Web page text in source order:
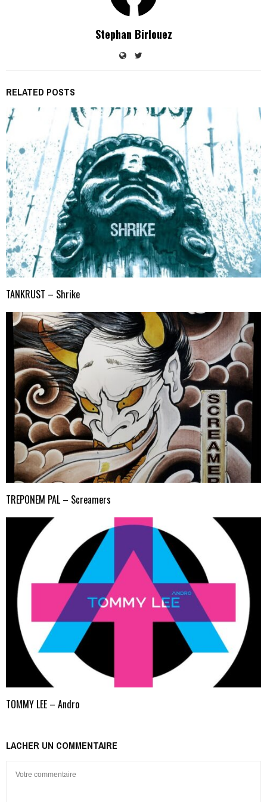
Stephan Birlouez
RELATED POSTS
TANKRUST – Shrike
TREPONEM PAL – Screamers
TOMMY LEE – Andro
LACHER UN COMMENTAIRE